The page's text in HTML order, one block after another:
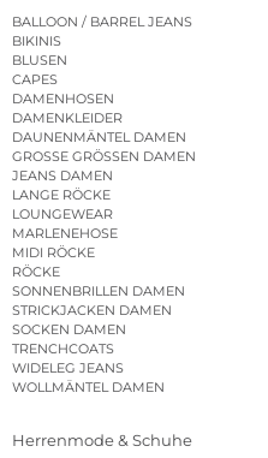
BALLOON / BARREL JEANS
BIKINIS
BLUSEN
CAPES
DAMENHOSEN
DAMENKLEIDER
DAUNENMÄNTEL DAMEN
GROSSE GRÖSSEN DAMEN
JEANS DAMEN
LANGE RÖCKE
LOUNGEWEAR
MARLENEHOSE
MIDI RÖCKE
RÖCKE
SONNENBRILLEN DAMEN
STRICKJACKEN DAMEN
SOCKEN DAMEN
TRENCHCOATS
WIDELEG JEANS
WOLLMÄNTEL DAMEN
Herrenmode & Schuhe